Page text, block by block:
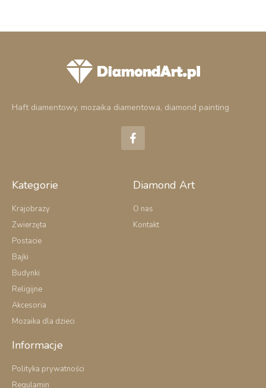
Haft diamentowy, mozaika diamentowa, diamond painting
F
a
c
o
k
f
Kategorie
Krajobrazy
Zwierzęta
Postacie
Bajki
Budynki
Religijne
Akcesoria
Mozaika dla dzieci
Diamond Art
O nas
Kontakt
Informacje
Polityka prywatności
Regulamin